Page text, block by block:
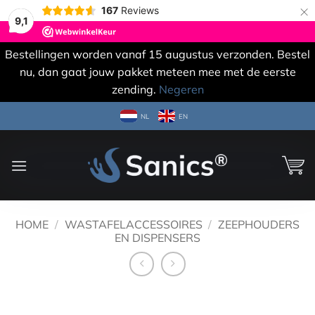
9,1
167 Reviews ×
Bestellingen worden vanaf 15 augustus verzonden. Bestel
nu, dan gaat jouw pakket meteen mee met de eerste
zending. Negeren
naar
NL EN
HOME / WASTAFELACCESSOIRES / ZEEPHOUDERS
EN DISPENSERS